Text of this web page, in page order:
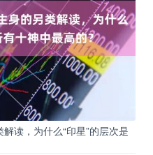
读，为什么“印星”的层次是